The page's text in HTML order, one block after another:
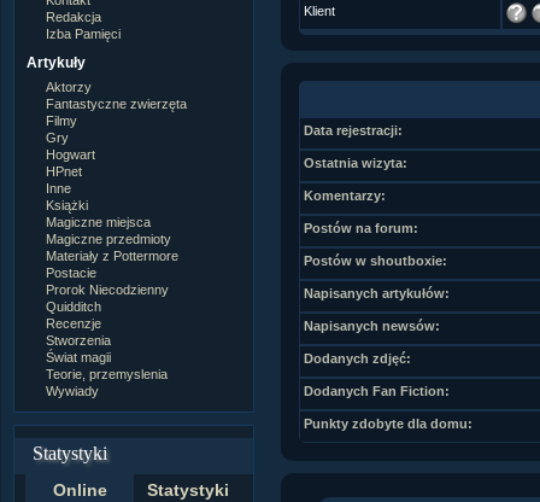
Redakcja
Izba Pamięci
Artykuły
Aktorzy
Fantastyczne zwierzęta
Filmy
Gry
Hogwart
HPnet
Inne
Książki
Magiczne miejsca
Magiczne przedmioty
Materiały z Pottermore
Postacie
Prorok Niecodzienny
Quidditch
Recenzje
Stworzenia
Świat magii
Teorie, przemyslenia
Wywiady
Statystyki
Online Statystyki
Klient
Data rejestracji:
Ostatnia wizyta:
Komentarzy:
Postów na forum:
Postów w shoutboxie:
Napisanych artykułów:
Napisanych newsów:
Dodanych zdjęć:
Dodanych Fan Fiction:
Punkty zdobyte dla domu: